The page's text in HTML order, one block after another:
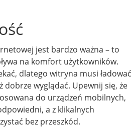
jest bardzo ważna – to
na komfort użytkowników.
dlatego witryna musi ładować
dobrze wyglądać. Upewnij się, że
do urządzeń mobilnych,
a z klikalnych
bez przeszkód.